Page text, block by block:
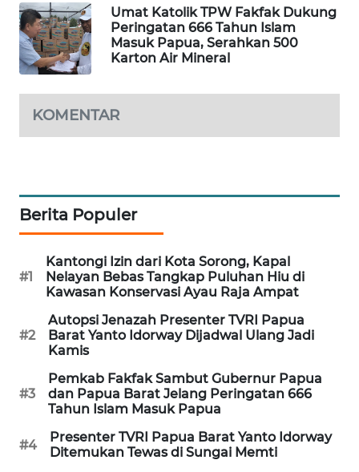
Umat Katolik TPW Fakfak Dukung
Peringatan 666 Tahun Islam
Masuk Papua, Serahkan 500
Karton Air Mineral
KOMENTAR
Berita Populer
#1
Kantongi Izin dari Kota Sorong, Kapal
Nelayan Bebas Tangkap Puluhan Hiu di
Kawasan Konservasi Ayau Raja Ampat
#2
Autopsi Jenazah Presenter TVRI Papua
Barat Yanto Idorway Dijadwal Ulang Jadi
Kamis
#3
Pemkab Fakfak Sambut Gubernur Papua
dan Papua Barat Jelang Peringatan 666
Tahun Islam Masuk Papua
#4
Presenter TVRI Papua Barat Yanto Idorway
Ditemukan Tewas di Sungai Memti
HUMBANG
NEWS
GARONGGANG
NEWS
NEWS
NEWS
NEWS